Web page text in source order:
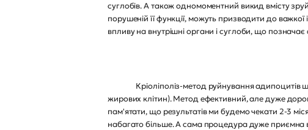
суглобів. А також одномоментний викид вмісту
порушеній її функції, можуть призводити до важкої
впливу на внутрішні органи і суглоби, що
Кріоліполіз-метод руйнування адипоцитів
жирових клітин). Метод ефективний, але дуже
пам'ятати, що результатів ми будемо чекати 2-3
набагато більше. А сама процедура дуже приємна